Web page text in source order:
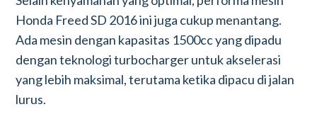
Honda Freed SD 2016 ini juga cukup menantang.
Ada mesin dengan kapasitas 1500cc yang dipadu
dengan teknologi turbocharger untuk akselerasi
yang lebih maksimal, terutama ketika dipacu di jalan
lurus.